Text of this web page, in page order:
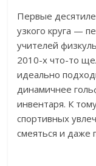
Первые
узкого круга —
учителей
2010-х что-то
идеально
динамичнее
инвентаря. К
спортивных
смеяться и